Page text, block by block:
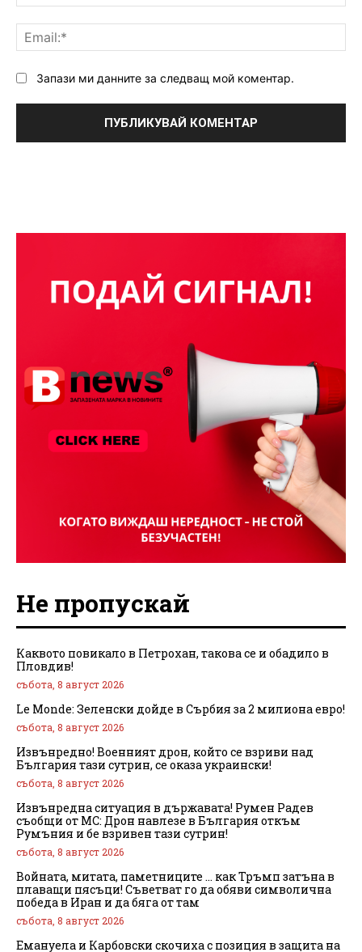
Запази ми данните за следващ мой коментар.
Не пропускай
Каквото повикало в Петрохан, такова се и обадило в
Пловдив!
събота, 8 август 2026
Le Monde: Зеленски дойде в Сърбия за 2 милиона евро!
събота, 8 август 2026
Извънредно! Военният дрон, който се взриви над
България тази сутрин, се оказа украински!
събота, 8 август 2026
Извънредна ситуация в държавата! Румен Радев
съобщи от МС: Дрон навлезе в България откъм
Румъния и бе взривен тази сутрин!
събота, 8 август 2026
Войната, митата, паметниците … как Тръмп затъна в
плаващи пясъци! Съветват го да обяви символична
победа в Иран и да бяга от там
събота, 8 август 2026
Емануела и Карбовски скочиха с позиция в защита на